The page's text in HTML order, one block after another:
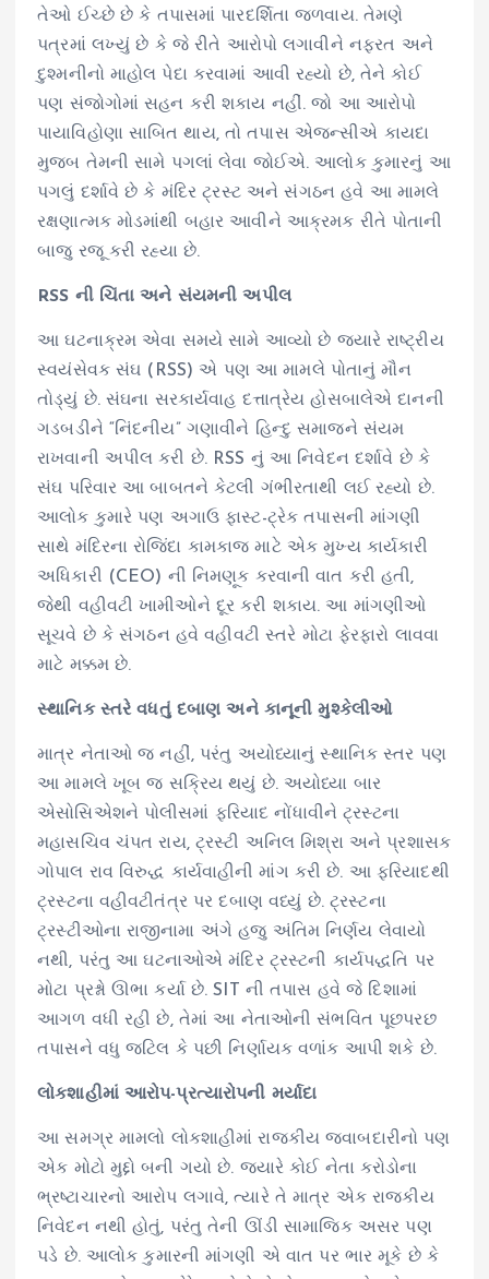
તેઓ ઈચ્છે છે કે તપાસમાં પારદર્શિતા જળવાય. તેમણે
પત્રમાં લખ્યું છે કે જે રીતે આરોપો લગાવીને નફરત અને
દુશ્મનીનો માહોલ પેદા કરવામાં આવી રહ્યો છે, તેને કોઈ
પણ સંજોગોમાં સહન કરી શકાય નહીં. જો આ આરોપો
પાયાવિહોણા સાબિત થાય, તો તપાસ એજન્સીએ કાયદા
મુજબ તેમની સામે પગલાં લેવા જોઈએ. આલોક કુમારનું આ
પગલું દર્શાવે છે કે મંદિર ટ્રસ્ટ અને સંગઠન હવે આ મામલે
રક્ષણાત્મક મોડમાંથી બહાર આવીને આક્રમક રીતે પોતાની
બાજુ રજૂ કરી રહ્યા છે.
RSS ની ચિંતા અને સંયમની અપીલ
આ ઘટનાક્રમ એવા સમયે સામે આવ્યો છે જ્યારે રાષ્ટ્રીય
સ્વયંસેવક સંઘ (RSS) એ પણ આ મામલે પોતાનું મૌન
તોડ્યું છે. સંઘના સરકાર્યવાહ દત્તાત્રેય હોસબાલેએ દાનની
ગડબડીને “નિંદનીય” ગણાવીને હિન્દુ સમાજને સંયમ
રાખવાની અપીલ કરી છે. RSS નું આ નિવેદન દર્શાવે છે કે
સંઘ પરિવાર આ બાબતને કેટલી ગંભીરતાથી લઈ રહ્યો છે.
આલોક કુમારે પણ અગાઉ ફાસ્ટ-ટ્રેક તપાસની માંગણી
સાથે મંદિરના રોજિંદા કામકાજ માટે એક મુખ્ય કાર્યકારી
અધિકારી (CEO) ની નિમણૂક કરવાની વાત કરી હતી,
જેથી વહીવટી ખામીઓને દૂર કરી શકાય. આ માંગણીઓ
સૂચવે છે કે સંગઠન હવે વહીવટી સ્તરે મોટા ફેરફારો લાવવા
માટે મક્કમ છે.
સ્થાનિક સ્તરે વધતું દબાણ અને કાનૂની મુશ્કેલીઓ
માત્ર નેતાઓ જ નહીં, પરંતુ અયોધ્યાનું સ્થાનિક સ્તર પણ
આ મામલે ખૂબ જ સક્રિય થયું છે. અયોધ્યા બાર
એસોસિએશને પોલીસમાં ફરિયાદ નોંધાવીને ટ્રસ્ટના
મહાસચિવ ચંપત રાય, ટ્રસ્ટી અનિલ મિશ્રા અને પ્રશાસક
ગોપાલ રાવ વિરુદ્ધ કાર્યવાહીની માંગ કરી છે. આ ફરિયાદથી
ટ્રસ્ટના વહીવટીતંત્ર પર દબાણ વધ્યું છે. ટ્રસ્ટના
ટ્રસ્ટીઓના રાજીનામા અંગે હજુ અંતિમ નિર્ણય લેવાયો
નથી, પરંતુ આ ઘટનાઓએ મંદિર ટ્રસ્ટની કાર્યપદ્ધતિ પર
મોટા પ્રશ્નો ઊભા કર્યા છે. SIT ની તપાસ હવે જે દિશામાં
આગળ વધી રહી છે, તેમાં આ નેતાઓની સંભવિત પૂછપરછ
તપાસને વધુ જટિલ કે પછી નિર્ણાયક વળાંક આપી શકે છે.
લોકશાહીમાં આરોપ-પ્રત્યારોપની મર્યાદા
આ સમગ્ર મામલો લોકશાહીમાં રાજકીય જવાબદારીનો પણ
એક મોટો મુદ્દો બની ગયો છે. જ્યારે કોઈ નેતા કરોડોના
ભ્રષ્ટાચારનો આરોપ લગાવે, ત્યારે તે માત્ર એક રાજકીય
નિવેદન નથી હોતું, પરંતુ તેની ઊંડી સામાજિક અસર પણ
પડે છે. આલોક કુમારની માંગણી એ વાત પર ભાર મૂકે છે કે